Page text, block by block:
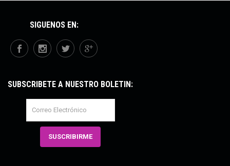
SÍGUENOS EN:
SUBSCRÍBETE A NUESTRO BOLETÍN: